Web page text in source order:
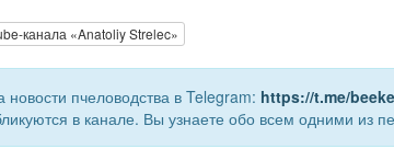
канала «Anatoliy Strelec»
пчеловодства в Telegram: https://t.me/
в канале. Вы узнаете обо всем одними из